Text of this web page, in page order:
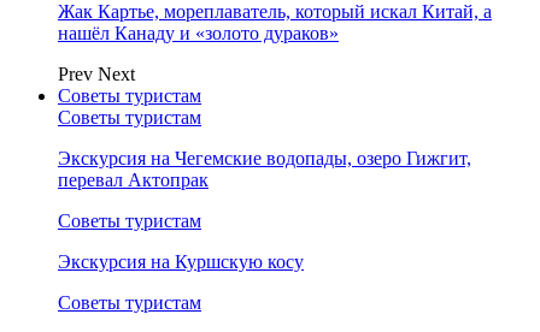
Жак Картье, мореплаватель, который искал Китай, а
нашёл Канаду и «золото дураков»
Prev Next
Советы туристам
Советы туристам
Экскурсия на Чегемские водопады, озеро Гижгит,
перевал Актопрак
Советы туристам
Экскурсия на Куршскую косу
Советы туристам